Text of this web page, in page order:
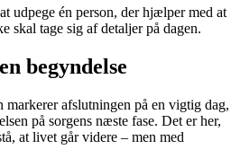
udpege én person, der hjælper med at
skal tage sig af detaljer på dagen.
begyndelse
markerer afslutningen på en vigtig dag,
på sorgens næste fase. Det er her,
at livet går videre – men med